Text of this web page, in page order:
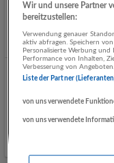
Logopäde/-
06.08.2026,
Wir und unsere Partner
bereitzustellen:
Verwendung genauer
aktiv abfragen. Speichern
Personalisierte Werbung
Performance von Inhalten,
Verbesserung von Angeboten.
Liste der Partner
von uns verwendete
von uns verwendete